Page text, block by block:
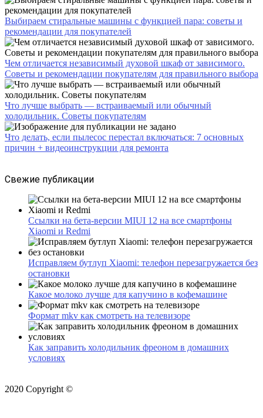
Выбираем стиральные машины с функцией пара: советы и
рекомендации для покупателей
Чем отличается независимый духовой шкаф от зависимого.
Советы и рекомендации покупателям для правильного выбора
Что лучше выбрать — встраиваемый или обычный
холодильник. Советы покупателям
Что делать, если пылесос перестал включаться: 7 основных
причин + видеоинструкции для ремонта
Свежие публикации
Ссылки на бета-версии MIUI 12 на все смартфоны
Xiaomi и Redmi
Исправляем бутлуп Xiaomi: телефон перезагружается без
остановки
Какое молоко лучше для капучино в кофемашине
Формат mkv как смотреть на телевизоре
Как заправить холодильник фреоном в домашних
условиях
2020 Copyright ©